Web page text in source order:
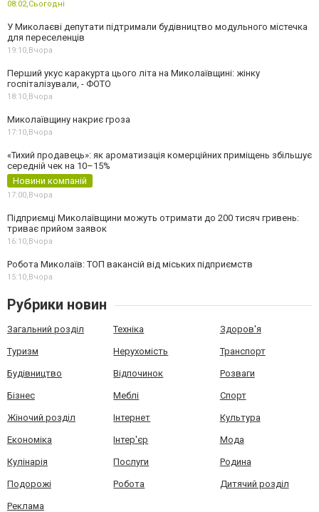
08:02, Сьогодні
У Миколаєві депутати підтримали будівництво модульного містечка
для переселенців
19:10, Вчора
Перший укус каракурта цього літа на Миколаївщині: жінку
госпіталізували, - ФОТО
18:10, Вчора
Миколаївщину накриє гроза
17:10, Вчора
«Тихий продавець»: як ароматизація комерційних приміщень збільшує
середній чек на 10–15%
Новини компаній
17:00, Вчора
Підприємці Миколаївщини можуть отримати до 200 тисяч гривень:
триває прийом заявок
16:10, Вчора
Робота Миколаїв: ТОП вакансій від міських підприємств
15:10, Вчора
Рубрики новин
Загальний розділ Техніка Здоров'я
Туризм Нерухомість Транспорт
Будівництво Відпочинок Розваги
Бізнес Меблі Спорт
Жіночий розділ Інтернет Культура
Економіка Інтер'єр Мода
Кулінарія Послуги Родина
Подорожі Робота Дитячий розділ
Реклама